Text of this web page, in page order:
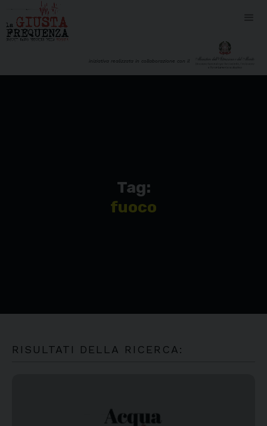
iniziativa realizzata in collaborazione con il
Tag:
fuoco
RISULTATI DELLA RICERCA: